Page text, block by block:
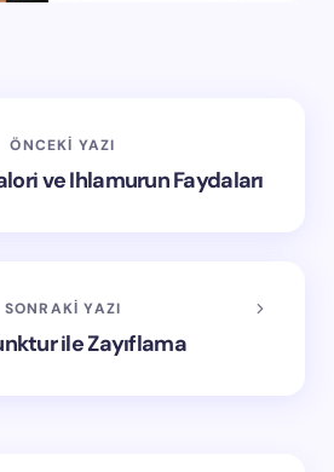
ÖNCEKI YAZI
ve Ihlamurun Faydaları
SONRAKI YAZI
ile Zayıflama